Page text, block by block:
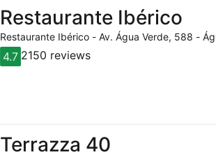
Restaurante Ibérico
Restaurante Ibérico - Av. Água Verde, 588 -
4.7 2150 reviews
Terrazza 40